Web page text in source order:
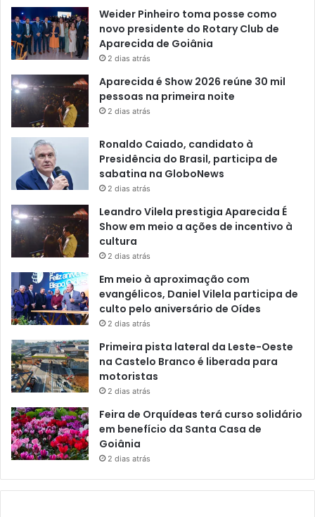
Weider Pinheiro toma posse como
novo presidente do Rotary Club de
Aparecida de Goiânia
2 dias atrás
Aparecida é Show 2026 reúne 30 mil
pessoas na primeira noite
2 dias atrás
Ronaldo Caiado, candidato à
Presidência do Brasil, participa de
sabatina na GloboNews
2 dias atrás
Leandro Vilela prestigia Aparecida É
Show em meio a ações de incentivo à
cultura
2 dias atrás
Em meio à aproximação com
evangélicos, Daniel Vilela participa de
culto pelo aniversário de Oídes
2 dias atrás
Primeira pista lateral da Leste-Oeste
na Castelo Branco é liberada para
motoristas
2 dias atrás
Feira de Orquídeas terá curso solidário
em benefício da Santa Casa de
Goiânia
2 dias atrás